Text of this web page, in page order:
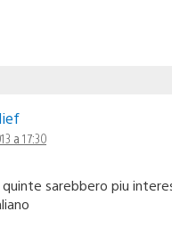
a 17:30
sarebbero piu